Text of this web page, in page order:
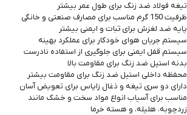
تیغه فولاد ضد زنگ برای طول عمر بیشتر
ظرفیت 150 گرم مناسب برای مصارف صنعتی و خانگی
پایه ضد لغزش برای ثبات و ایمنی بیشتر
سیستم جریان هوای خودکار برای عملکرد بهینه
سیستم قفل ایمنی برای جلوگیری از استفاده نادرست
بدنه استیل ضد زنگ برای مقاومت بالا
محفظه داخلی استیل ضد زنگ برای مقاومت بیشتر
دارای دو سری تیغه و ذغال زاپاس برای تعویض آسان
مناسب برای آسیاب انواع مواد سخت و خشک مانند
زردچوبه، هلیله، و هسته خرما